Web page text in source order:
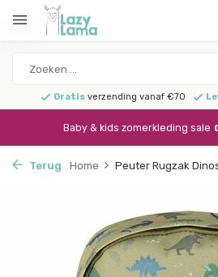
Gratis verzending vanaf €70
Baby & kids zomerkleding sale
Terug Home Peuter Rugzak